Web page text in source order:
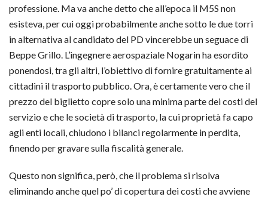
professione. Ma va anche detto che all’epoca il M5S non
esisteva, per cui oggi probabilmente anche sotto le due torri
in alternativa al candidato del PD vincerebbe un seguace di
Beppe Grillo. L’ingegnere aerospaziale Nogarin ha esordito
ponendosi, tra gli altri, l’obiettivo di fornire gratuitamente ai
cittadini il trasporto pubblico. Ora, è certamente vero che il
prezzo del biglietto copre solo una minima parte dei costi del
servizio e che le società di trasporto, la cui proprietà fa capo
agli enti locali, chiudono i bilanci regolarmente in perdita,
finendo per gravare sulla fiscalità generale.
Questo non significa, però, che il problema si risolva
eliminando anche quel po’ di copertura dei costi che avviene